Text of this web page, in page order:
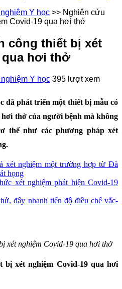
Y học >> Nghiên cứu
Covid-19 qua hơi thở
công thiết bị xét
qua hơi thở
Y học 395 lượt xem
đã phát triển một thiết bị mẫu có
thở của người bệnh mà không
thể như các phương pháp xét
xét nghiệm một trường hợp từ Đà
họng
xét nghiệm phát hiện Covid-19
đẩy nhanh tiến độ điều chế vắc-
xét nghiệm Covid-19 qua hơi thở
bị xét nghiệm Covid-19 qua hơi